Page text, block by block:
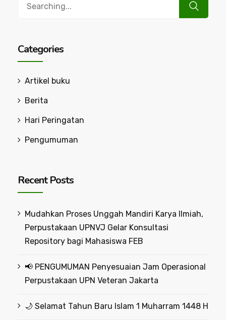
Categories
Artikel buku
Berita
Hari Peringatan
Pengumuman
Recent Posts
Mudahkan Proses Unggah Mandiri Karya Ilmiah,
Perpustakaan UPNVJ Gelar Konsultasi
Repository bagi Mahasiswa FEB
📢 PENGUMUMAN Penyesuaian Jam Operasional
Perpustakaan UPN Veteran Jakarta
🌙 Selamat Tahun Baru Islam 1 Muharram 1448 H